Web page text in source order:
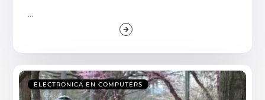
...
ELECTRONICA EN COMPUTERS